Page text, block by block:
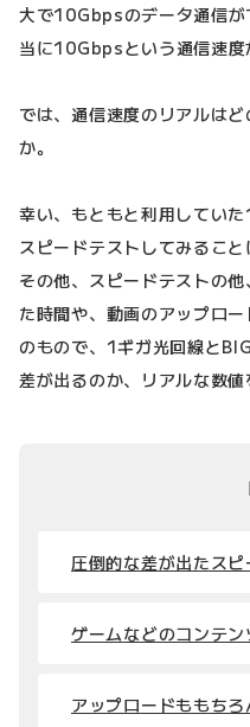
大で10Gbpsのデータ通信が
当に10Gbpsという通信速度
では、通信速度のリアルは
か。
幸い、もともと利用していた
スピードテストしてみること
その他、スピードテストの
た時間や、動画のアップロ
のもので、1ギガ光回線と
差が出るのか、リアルな数値
圧倒的な差が出たス
ゲームなどのコンテン
アップロードももちろ